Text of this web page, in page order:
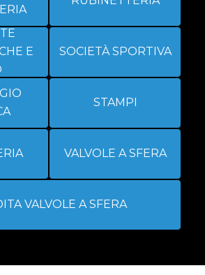
E
SOCIETÀ SPORTIVA
STAMPI
VALVOLE A SFERA
VALVOLE A SFERA